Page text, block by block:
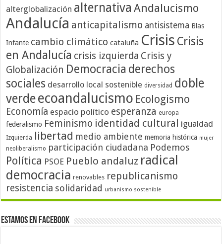
alterglobalización alternativa Andalucismo
Andalucía anticapitalismo antisistema Blas
Infante cambio climático cataluña Crisis Crisis
en Andalucía crisis izquierda Crisis y
Globalización Democracia derechos
sociales desarrollo local sostenible diversidad doble
verdeecoandalucismo Ecologismo
Economía espacio político esperanza europa
federalismo Feminismo identidad cultural igualdad
Izquierda libertad medio ambiente memoria histórica mujer
neoliberalismo participación ciudadana Podemos
Política PSOE Pueblo andaluz radical
democracia renovables republicanismo
resistencia solidaridad urbanismo sostenible
Estamos en Facebook